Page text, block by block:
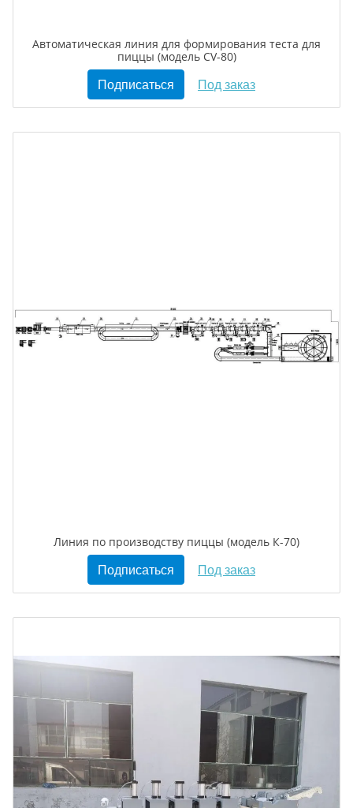
Автоматическая линия для формирования теста для
пиццы (модель CV-80)
Подписаться Под заказ
Линия по производству пиццы (модель К-70)
Подписаться Под заказ